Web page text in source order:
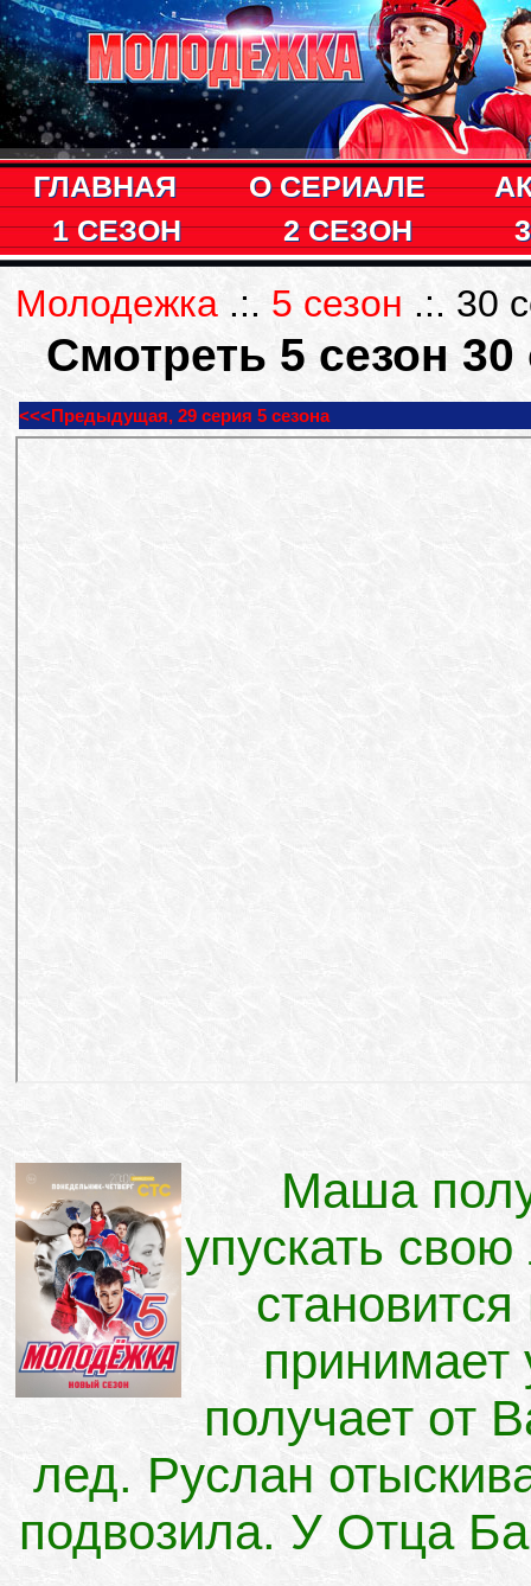
ГЛАВНАЯ О СЕРИАЛЕ
1 СЕЗОН
2 СЕЗОН
Молодежка .:. 5 сезон .:. 30
Смотреть 5 сезон
<<<Предыдущая, 29 серия 5 сезона
Маша
упускать
принимает
получает от
лед. Руслан
подвозила. У Отца